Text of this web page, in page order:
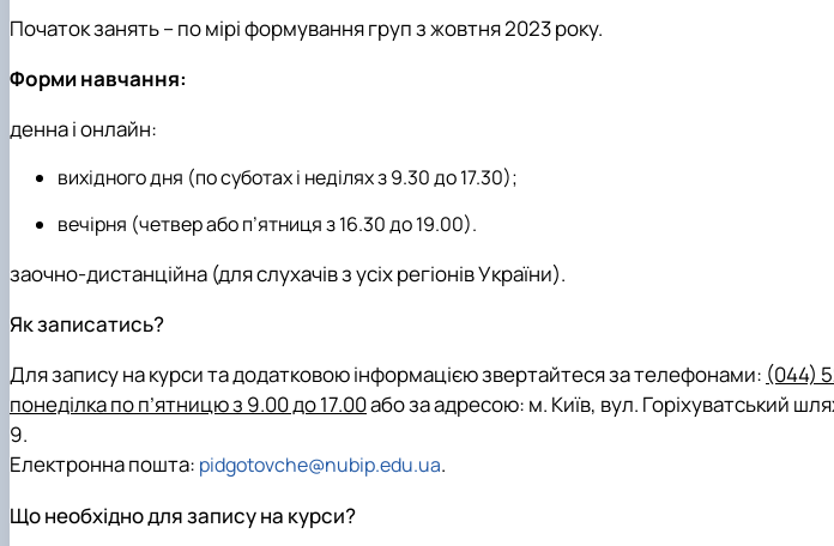
Початок занять – по мірі формування груп з жовтня 2023 року.
Форми навчання:
денна і онлайн:
вихідного дня (по суботах і неділях з 9.30 до 17.30);
вечірня (четвер або п’ятниця з 16.30 до 19.00).
заочно-дистанційна (для слухачів з усіх регіонів України).
Як записатись?
Для запису на курси та додатковою інформацією звертайтеся за телефонами: (044)
понеділка по п’ятницю з 9.00 до 17.00або за адресою: м. Київ, вул. Горіхуватський
9.
Електронна пошта: pidgotovche@nubip.edu.ua.
Що необхідно для запису на курси?